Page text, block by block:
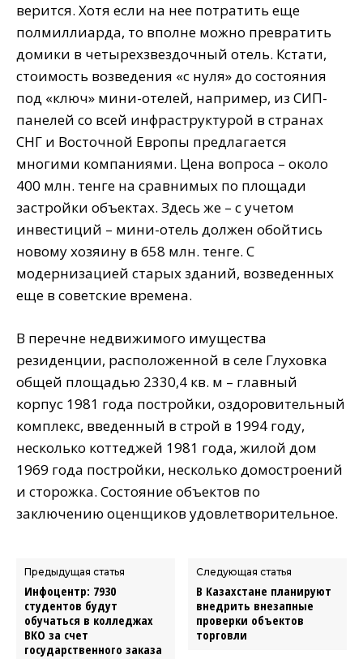
верится. Хотя если на нее потратить еще
полмиллиарда, то вполне можно превратить
домики в четырехзвездочный отель. Кстати,
стоимость возведения «с нуля» до состояния
под «ключ» мини-отелей, например, из СИП-
панелей со всей инфраструктурой в странах
СНГ и Восточной Европы предлагается
многими компаниями. Цена вопроса – около
400 млн. тенге на сравнимых по площади
застройки объектах. Здесь же – с учетом
инвестиций – мини-отель должен обойтись
новому хозяину в 658 млн. тенге. С
модернизацией старых зданий, возведенных
еще в советские времена.
В перечне недвижимого имущества
резиденции, расположенной в селе Глуховка
общей площадью 2330,4 кв. м – главный
корпус 1981 года постройки, оздоровительный
комплекс, введенный в строй в 1994 году,
несколько коттеджей 1981 года, жилой дом
1969 года постройки, несколько домостроений
и сторожка. Состояние объектов по
заключению оценщиков удовлетворительное.
Предыдущая статья
Инфоцентр: 7930
студентов будут
обучаться в колледжах
ВКО за счет
государственного заказа
Следующая статья
В Казахстане планируют
внедрить внезапные
проверки объектов
торговли